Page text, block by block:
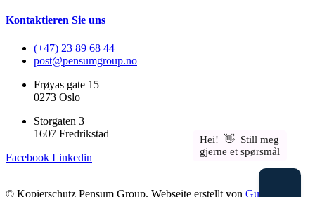
Kontaktieren Sie uns
(+47) 23 89 68 44
post@pensumgroup.no
Frøyas gate 15
0273 Oslo
Storgaten 3
1607 Fredrikstad
Facebook Linkedin
© Kopierschutz Pensum Group. Webseite erstellt von Guru